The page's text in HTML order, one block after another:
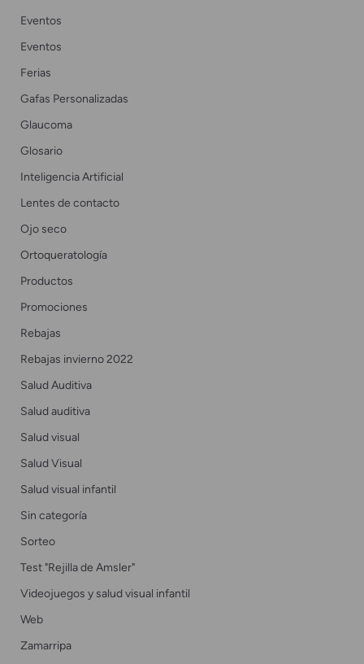
Eventos
Eventos
Ferias
Gafas Personalizadas
Glaucoma
Glosario
Inteligencia Artificial
Lentes de contacto
Ojo seco
Ortoqueratología
Productos
Promociones
Rebajas
Rebajas invierno 2022
Salud Auditiva
Salud auditiva
Salud visual
Salud Visual
Salud visual infantil
Sin categoría
Sorteo
Test "Rejilla de Amsler"
Videojuegos y salud visual infantil
Web
Zamarripa